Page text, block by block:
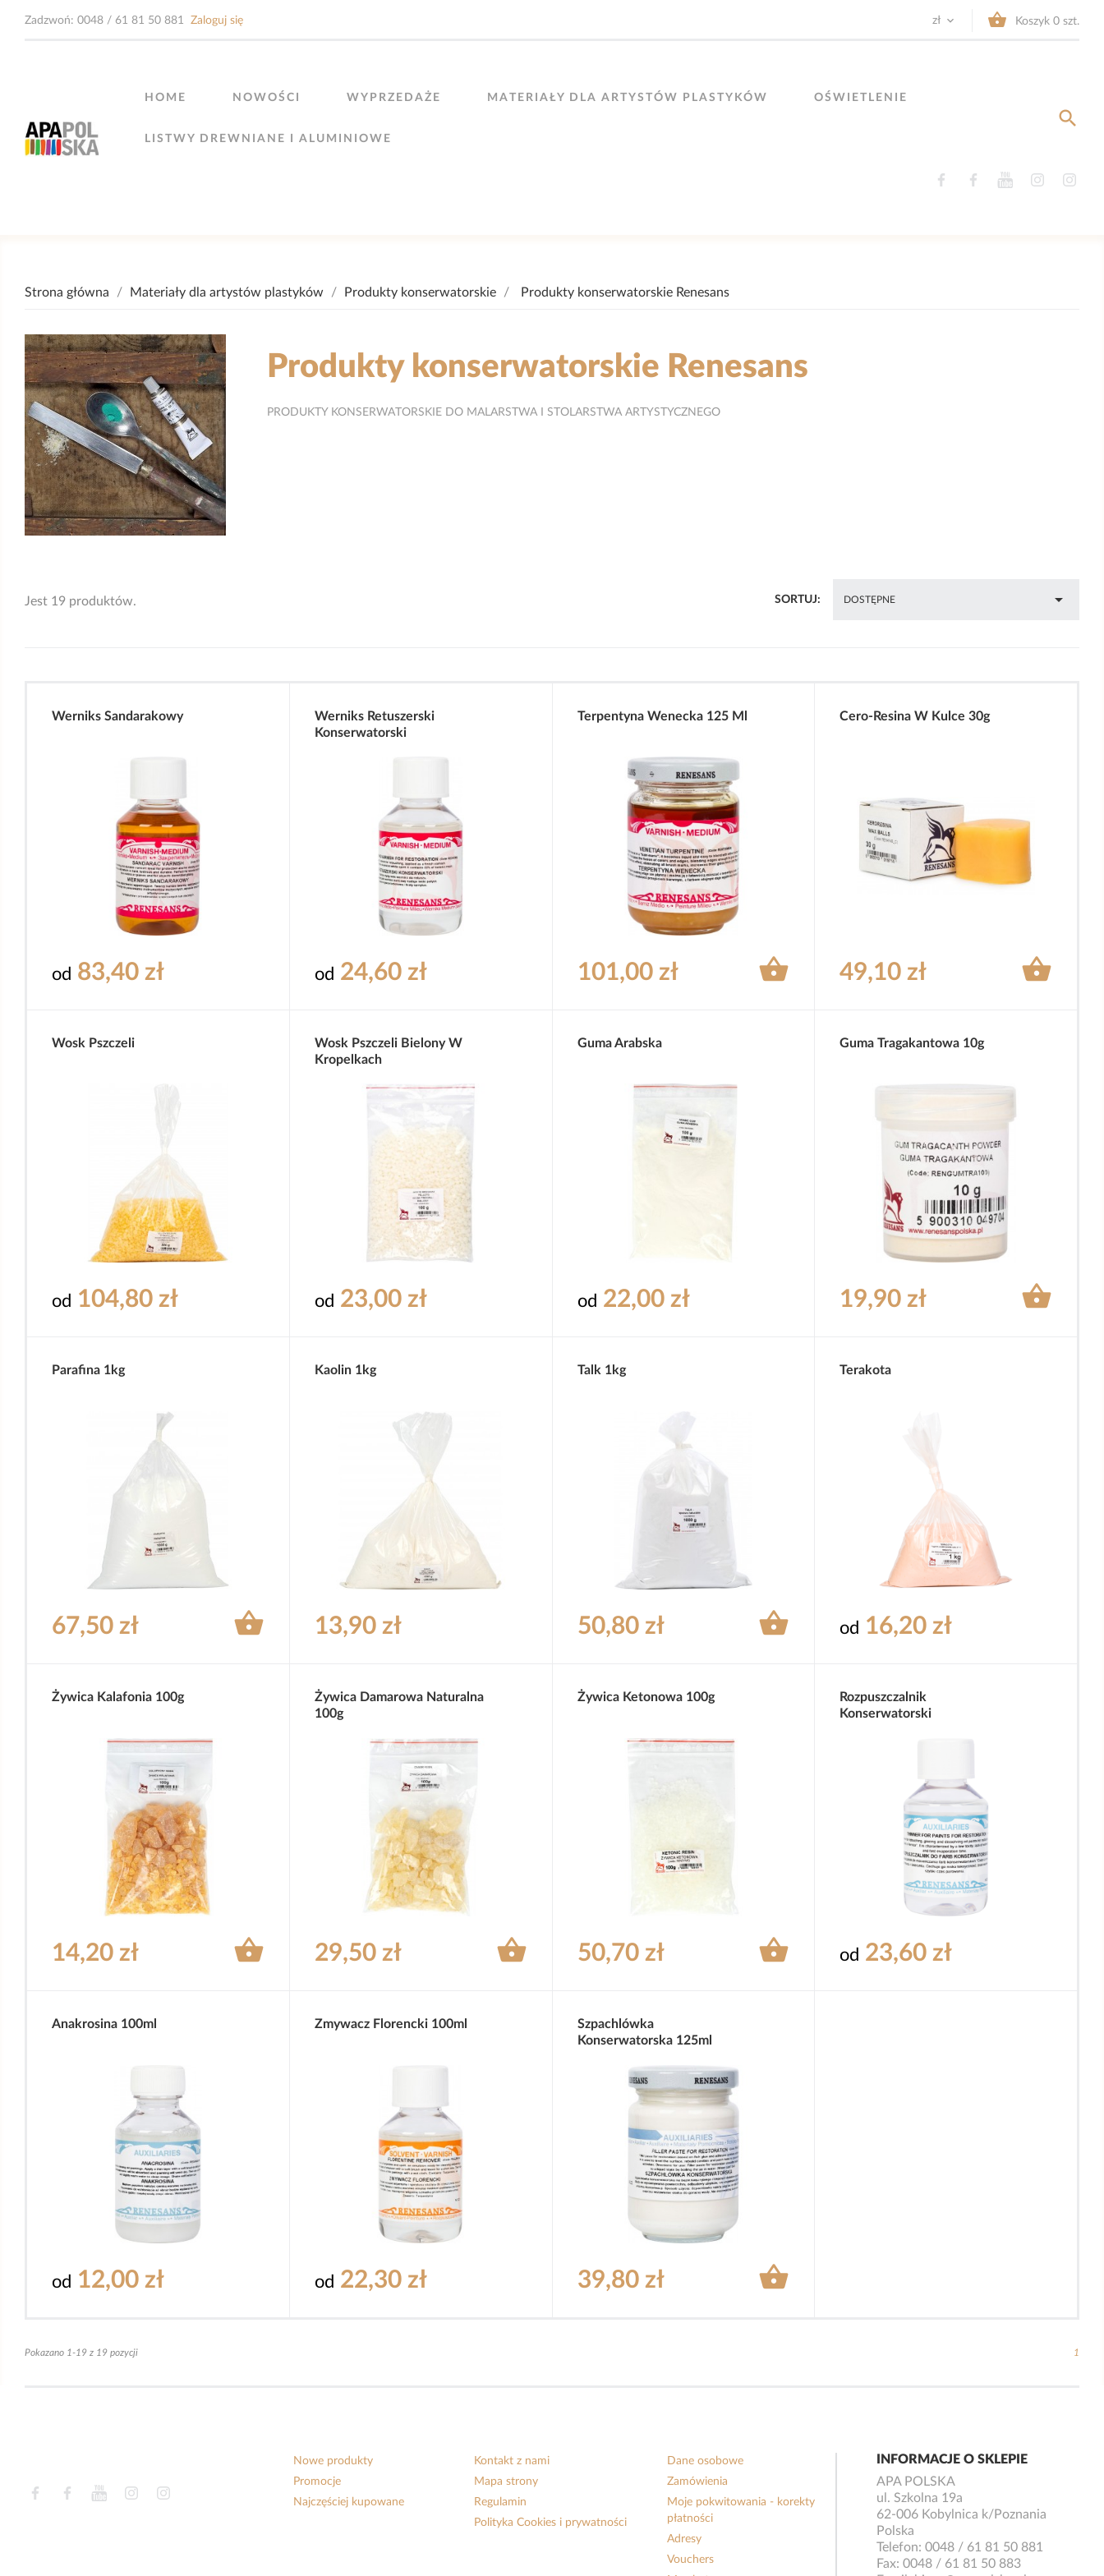
Zadzwoń: 0048 / 61 81 50 881 Zaloguj się zł   Koszyk 0 szt.
FacebookFacebookYouTubeInstagram
HOME NOWOŚCI WYPRZEDAŻE MATERIAŁY DLA ARTYSTÓW PLASTYKÓW OŚWIETLENIE
LISTWY DREWNIANE I ALUMINIOWE

Strona główna Materiały dla artystów plastyków Produkty konserwatorskie Produkty konserwatorskie Renesans
Produkty konserwatorskie Renesans
PRODUKTY KONSERWATORSKIE DO MALARSTWA I STOLARSTWA ARTYSTYCZNEGO
Jest 19 produktów. SORTUJ: DOSTĘPNE 
Werniks Sandarakowy
od 83,40 zł
Werniks Retuszerski
Konserwatorski
od 24,60 zł
Terpentyna Wenecka 125 Ml
101,00 zł 
Cero-Resina W Kulce 30g
49,10 zł 
Wosk Pszczeli
od 104,80 zł
Wosk Pszczeli Bielony W
Kropelkach
od 23,00 zł
Guma Arabska
od 22,00 zł
Guma Tragakantowa 10g
19,90 zł 
Parafina 1kg
67,50 zł 
Kaolin 1kg
13,90 zł
Talk 1kg
50,80 zł 
Terakota
od 16,20 zł
Żywica Kalafonia 100g
14,20 zł 
Żywica Damarowa Naturalna
100g
29,50 zł 
Żywica Ketonowa 100g
50,70 zł 
Rozpuszczalnik
Konserwatorski
od 23,60 zł
Anakrosina 100ml
od 12,00 zł
Zmywacz Florencki 100ml
od 22,30 zł
Szpachlówka
Konserwatorska 125ml
39,80 zł 
Pokazano 1-19 z 19 pozycji 1
FacebookFacebookYouTubeInstagram
Nowe produkty
Promocje
Najczęściej kupowane
Kontakt z nami
Mapa strony
Regulamin
Polityka Cookies i prywatności
Dane osobowe
Zamówienia
Moje pokwitowania - korekty
płatności
Adresy
Vouchers
INFORMACJE O SKLEPIE
APA POLSKA
ul. Szkolna 19a
62-006 Kobylnica k/Poznania
Polska
Telefon:0048 / 61 81 50 881
Fax:0048 / 61 81 50 883